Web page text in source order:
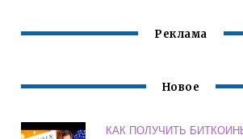
Реклама
Новое
КАК ПОЛУЧИТЬ